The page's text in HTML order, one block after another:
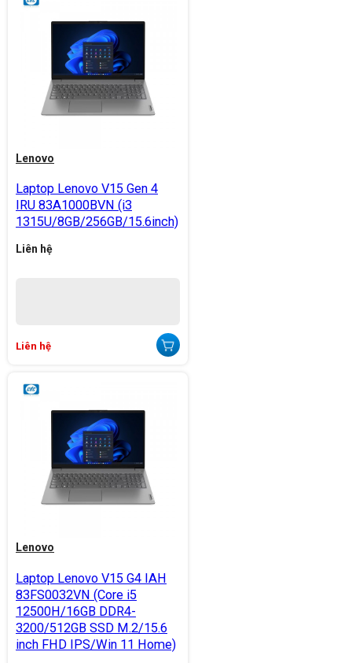
Lenovo
Laptop Lenovo V15 Gen 4
IRU 83A1000BVN (i3
1315U/8GB/256GB/15.6inch)
Liên hệ
Liên hệ
Lenovo
Laptop Lenovo V15 G4 IAH
83FS0032VN (Core i5
12500H/16GB DDR4-
3200/512GB SSD M.2/15.6
inch FHD IPS/Win 11 Home)